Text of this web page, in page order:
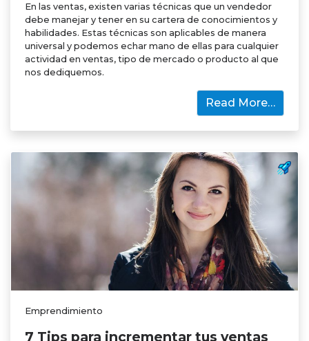
En las ventas, existen varias técnicas que un vendedor
debe manejar y tener en su cartera de conocimientos y
habilidades. Estas técnicas son aplicables de manera
universal y podemos echar mano de ellas para cualquier
actividad en ventas, tipo de mercado o producto al que
nos dediquemos.
Read More…
Emprendimiento
7 Tips para incrementar tus ventas